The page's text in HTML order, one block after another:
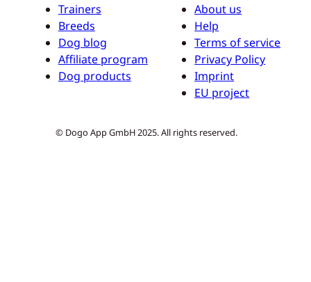
Trainers
Breeds
Dog blog
Affiliate program
Dog products
About us
Help
Terms of service
Privacy Policy
Imprint
EU project
© Dogo App GmbH 2025. All rights reserved.